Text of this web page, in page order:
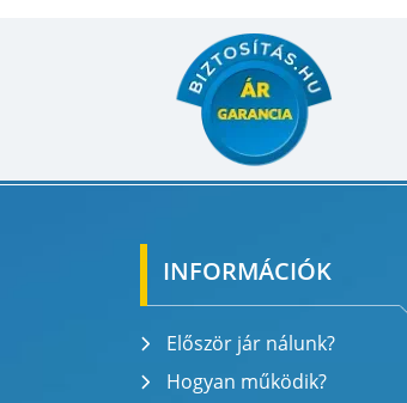
INFORMÁCIÓK
Először jár nálunk?
Hogyan működik?